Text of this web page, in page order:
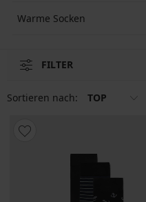
Warme Socken
FILTER
Sortieren nach: TOP